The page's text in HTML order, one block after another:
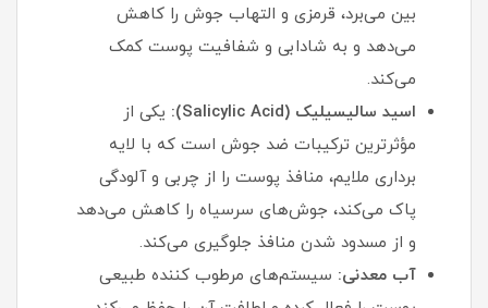
بین می‌برد، قرمزی و التهاب جوش را کاهش
می‌دهد و به شادابی و شفافیت پوست کمک
می‌کند.
اسید سالیسیلیک (Salicylic Acid):
یکی از
مؤثرترین ترکیبات ضد جوش است که با لایه‌
برداری ملایم، منافذ پوست را از چربی و آلودگی
پاک می‌کند، جوش‌های سرسیاه را کاهش می‌دهد
و از مسدود شدن منافذ جلوگیری می‌کند.
آب معدنی: سیستم‌های مرطوب‌ کننده طبیعی